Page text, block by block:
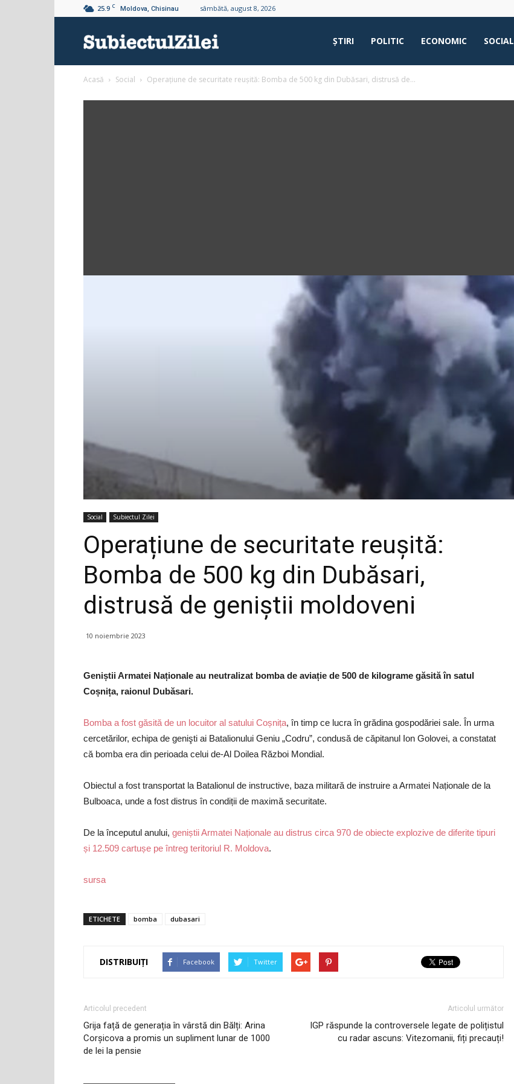
25.9 C Moldova, Chisinau sâmbătă, august 8, 2026
ŞTIRI POLITIC ECONOMIC SOCIAL
Acasă Social Operațiune de securitate reușită: Bomba de 500 kg din Dubăsari, distrusă de...
Social Subiectul Zilei
Operațiune de securitate reușită:
Bomba de 500 kg din Dubăsari,
distrusă de geniștii moldoveni
10 noiembrie 2023
Geniștii Armatei Naționale au neutralizat bomba de aviație de 500 de kilograme găsită în satul
Coșnița, raionul Dubăsari.
Bomba a fost găsită de un locuitor al satului Coșnița, în timp ce lucra în grădina gospodăriei sale. În urma
cercetărilor, echipa de genişti ai Batalionului Geniu „Codru”, condusă de căpitanul Ion Golovei, a constatat
că bomba era din perioada celui de-Al Doilea Război Mondial.
Obiectul a fost transportat la Batalionul de instructive, baza militară de instruire a Armatei Naționale de la
Bulboaca, unde a fost distrus în condiții de maximă securitate.
De la începutul anului, geniștii Armatei Naționale au distrus circa 970 de obiecte explozive de diferite tipuri
și 12.509 cartușe pe întreg teritoriul R. Moldova.
sursa
ETICHETE bomba dubasari
DISTRIBUIȚI Facebook Twitter
Articolul precedent
Grija față de generația în vârstă din Bălți: Arina
Corșicova a promis un supliment lunar de 1000
de lei la pensie
Articolul următor
IGP răspunde la controversele legate de polițistul
cu radar ascuns: Vitezomanii, fiți precauți!